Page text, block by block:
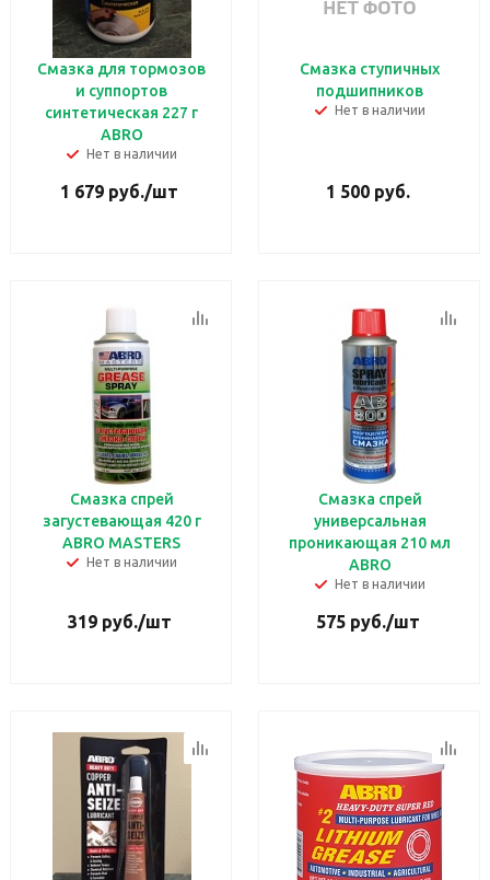
Смазка для тормозов
и суппортов
синтетическая 227 г
ABRO
Нет в наличии
1 679 руб./шт
Смазка ступичных
подшипников
Нет в наличии
1 500руб.
Смазка спрей
загустевающая 420 г
ABRO MASTERS
Нет в наличии
319руб./шт
Смазка спрей
универсальная
проникающая 210 мл
ABRO
Нет в наличии
575руб./шт